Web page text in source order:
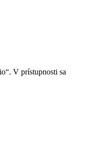
V prístupnosti sa